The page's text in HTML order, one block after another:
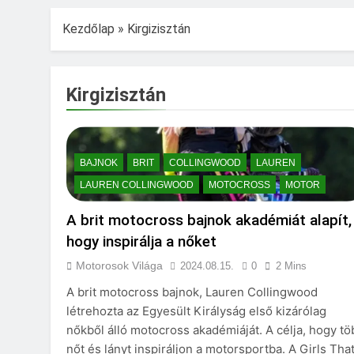
Kezdőlap » Kirgizisztán
Kirgizisztán
BAJNOK BRIT COLLINGWOOD
LAUREN
LAUREN COLLINGWOOD
MOTOCROSS MOTOR
A brit motocross bajnok akadémiát alapít,
hogy inspirálja a nőket
Motorosok Világa 2024.08.15. 0 2 Mins
A brit motocross bajnok, Lauren Collingwood
létrehozta az Egyesült Királyság első kizárólag
nőkből álló motocross akadémiáját. A célja, hogy
nőt és lányt inspiráljon a motorsportba. A Girls That